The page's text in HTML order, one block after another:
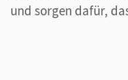
und sorgen dafür,